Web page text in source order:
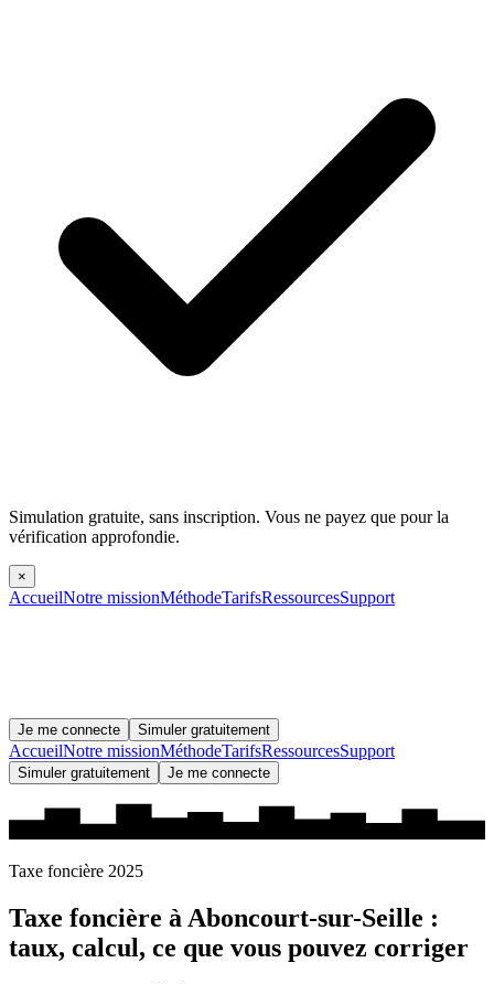
Simulation gratuite, sans inscription. Vous ne payez que pour la
vérification approfondie.
×
AccueilNotre missionMéthodeTarifsRessourcesSupport
Je me connecte Simuler gratuitement
AccueilNotre missionMéthodeTarifsRessourcesSupport
Simuler gratuitement Je me connecte
Taxe foncière 2025
Taxe foncière àAboncourt-sur-Seille :
taux, calcul, ce que vous pouvez corriger